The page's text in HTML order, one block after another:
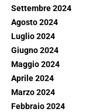
Settembre 2024
Agosto 2024
Luglio 2024
Giugno 2024
Maggio 2024
Aprile 2024
Marzo 2024
Febbraio 2024